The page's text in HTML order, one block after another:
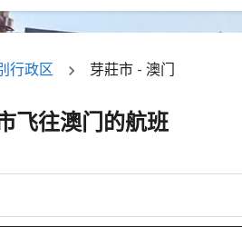
行政区 芽莊市 - 澳门
飞往澳门的航班
调整您的筛选条件。